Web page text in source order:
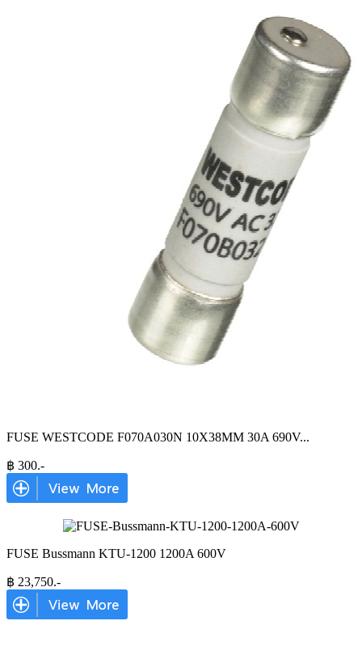
FUSE WESTCODE F070A030N 10X38MM 30A 690V...
฿ 300.-
FUSE Bussmann KTU-1200 1200A 600V
฿ 23,750.-